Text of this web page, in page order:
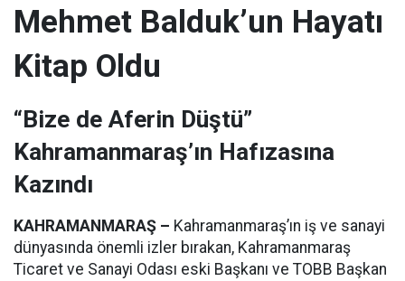
Mehmet Balduk’un Hayatı
Kitap Oldu
“Bize de Aferin Düştü”
Kahramanmaraş’ın Hafızasına
Kazındı
KAHRAMANMARAŞ – Kahramanmaraş’ın iş ve sanayi
dünyasında önemli izler bırakan, Kahramanmaraş
Ticaret ve Sanayi Odası eski Başkanı ve TOBB Başkan